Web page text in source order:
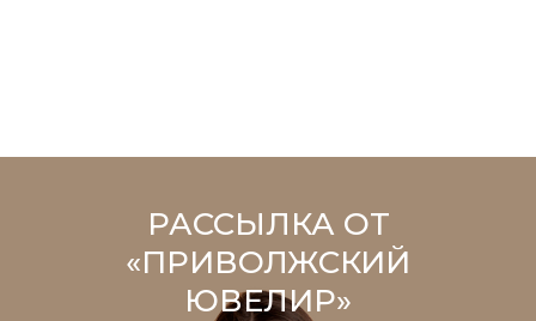
РАССЫЛКА ОТ
«ПРИВОЛЖСКИЙ
ЮВЕЛИР»